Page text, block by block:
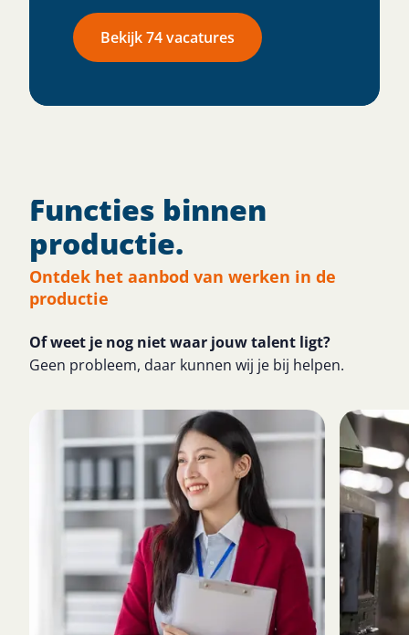
Bekijk 74 vacatures
Functies binnen
productie​.
Ontdek het aanbod van werken in de
productie​
Of weet je nog niet waar jouw talent ligt?
Geen probleem, daar kunnen wij je bij helpen.